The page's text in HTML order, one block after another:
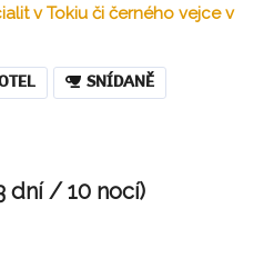
v Tokiu či černého vejce v
SNÍDANĚ
dní / 10 nocí)